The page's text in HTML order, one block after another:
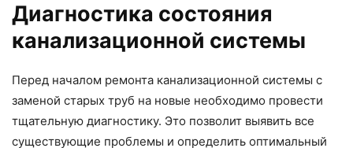
Диагностика состояния
канализационной системы
Перед началом ремонта канализационной системы с
заменой старых труб на новые необходимо провести
тщательную диагностику. Это позволит выявить все
существующие проблемы и определить оптимальный